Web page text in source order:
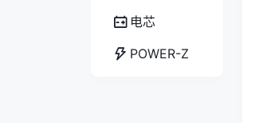
电芯
POWER-Z